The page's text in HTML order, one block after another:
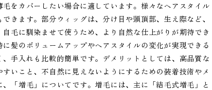
をカバーしたい場合に適しています。様々なヘアスタイル
きます。部分ウィッグは、分け目や頭頂部、生え際など、
毛に馴染ませて使うため、より自然な仕上がりが期待でき
髪のボリュームアップやヘアスタイルの変化が実現できる
手入れも比較的簡単です。デメリットとしては、高品質な
いこと、不自然に見えないようにするための装着技術やメ
「増毛」についてです。増毛には、主に「結毛式増毛」と